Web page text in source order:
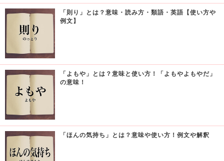
「則り」とは？意味・読み方・類語・英語【使い方や
例文】
「よもや」とは？意味と使い方！「よもやよもやだ」
の意味！
「ほんの気持ち」とは？意味や使い方！例文や解釈